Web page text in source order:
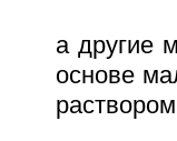
а другие
основе